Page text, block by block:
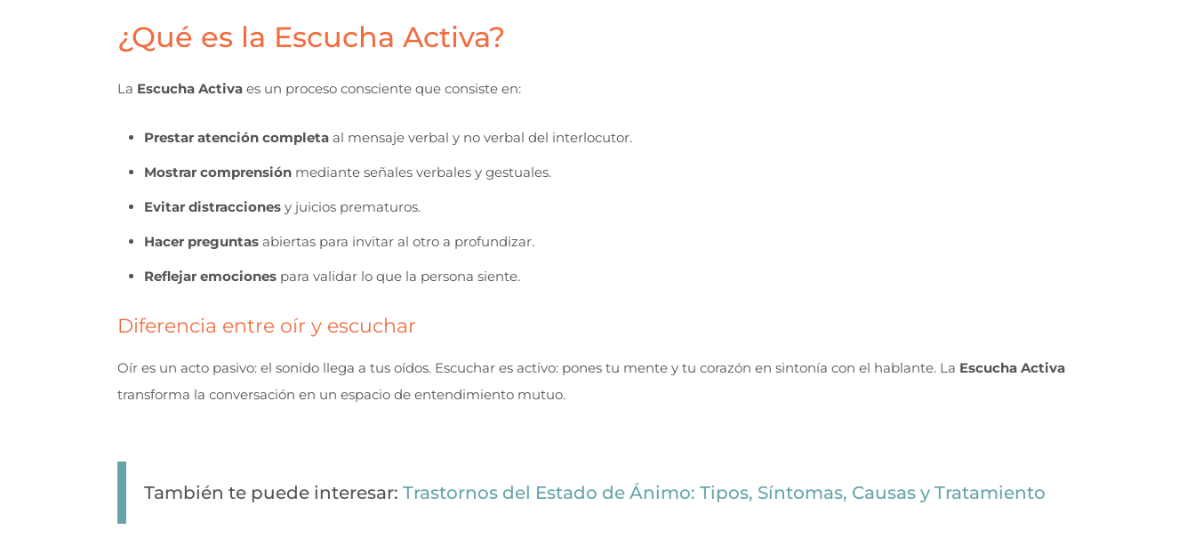
¿Qué es la Escucha Activa?
La Escucha Activa es un proceso consciente que consiste en:
Prestar atención completa al mensaje verbal y no verbal del interlocutor.
Mostrar comprensión mediante señales verbales y gestuales.
Evitar distracciones y juicios prematuros.
Hacer preguntas abiertas para invitar al otro a profundizar.
Reflejar emociones para validar lo que la persona siente.
Diferencia entre oír y escuchar
Oír es un acto pasivo: el sonido llega a tus oídos. Escuchar es activo: pones tu mente y tu corazón en sintonía con el hablante. La Escucha Activa
transforma la conversación en un espacio de entendimiento mutuo.
También te puede interesar: Trastornos del Estado de Ánimo: Tipos, Síntomas, Causas y Tratamiento